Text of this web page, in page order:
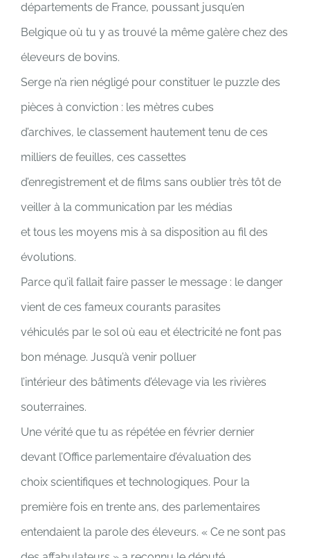
départements de France, poussant jusqu’en
Belgique où tu y as trouvé la même galère chez des
éleveurs de bovins.
Serge n’a rien négligé pour constituer le puzzle des
pièces à conviction : les mètres cubes
d’archives, le classement hautement tenu de ces
milliers de feuilles, ces cassettes
d’enregistrement et de films sans oublier très tôt de
veiller à la communication par les médias
et tous les moyens mis à sa disposition au fil des
évolutions.
Parce qu’il fallait faire passer le message : le danger
vient de ces fameux courants parasites
véhiculés par le sol où eau et électricité ne font pas
bon ménage. Jusqu’à venir polluer
l’intérieur des bâtiments d’élevage via les rivières
souterraines.
Une vérité que tu as répétée en février dernier
devant l’Office parlementaire d’évaluation des
choix scientifiques et technologiques. Pour la
première fois en trente ans, des parlementaires
entendaient la parole des éleveurs. « Ce ne sont pas